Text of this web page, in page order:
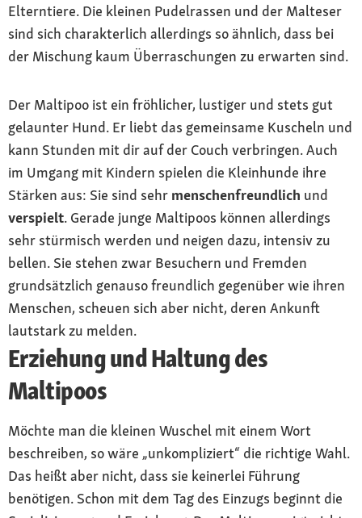
Elterntiere. Die kleinen Pudelrassen und der Malteser
sind sich charakterlich allerdings so ähnlich, dass bei
der Mischung kaum Überraschungen zu erwarten sind.
Der Maltipoo ist ein fröhlicher, lustiger und stets gut
gelaunter Hund. Er liebt das gemeinsame Kuscheln und
kann Stunden mit dir auf der Couch verbringen. Auch
im Umgang mit Kindern spielen die Kleinhunde ihre
Stärken aus: Sie sind sehr menschenfreundlich und
verspielt. Gerade junge Maltipoos können allerdings
sehr stürmisch werden und neigen dazu, intensiv zu
bellen. Sie stehen zwar Besuchern und Fremden
grundsätzlich genauso freundlich gegenüber wie ihren
Menschen, scheuen sich aber nicht, deren Ankunft
lautstark zu melden.
Erziehung und Haltung des
Maltipoos
Möchte man die kleinen Wuschel mit einem Wort
beschreiben, so wäre „unkompliziert“ die richtige Wahl.
Das heißt aber nicht, dass sie keinerlei Führung
benötigen. Schon mit dem Tag des Einzugs beginnt die